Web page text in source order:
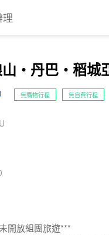
‧丹巴‧稻城
無購物行程 無自費行程
開放組團旅遊***